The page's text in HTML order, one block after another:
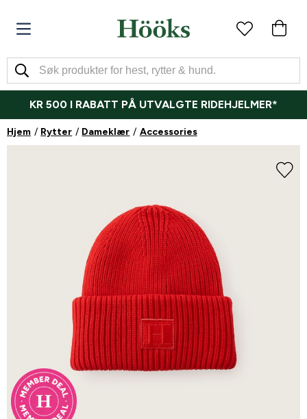
KR 500 I RABATT PÅ UTVALGTE RIDEHJELMER*
Hjem Rytter Dameklær Accessories